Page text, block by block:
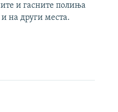
и гасните полиња
на други места.